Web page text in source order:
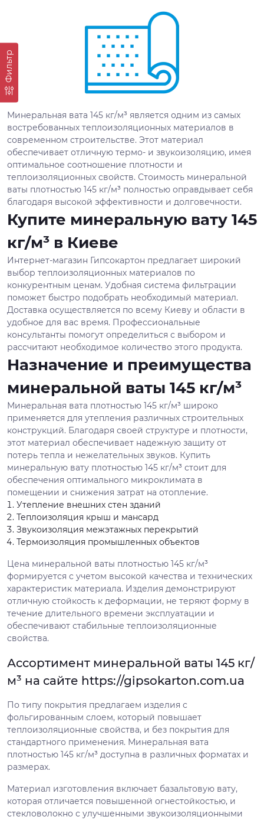
Фильтр
Минеральная вата 145 кг/м³ является одним из самых
востребованных теплоизоляционных материалов в
современном строительстве. Этот материал
обеспечивает отличную термо- и звукоизоляцию, имея
оптимальное соотношение плотности и
теплоизоляционных свойств. Стоимость минеральной
ваты плотностью 145 кг/м³ полностью оправдывает себя
благодаря высокой эффективности и долговечности.
Купите минеральную вату 145
кг/м³ в Киеве
Интернет-магазин Гипсокартон предлагает широкий
выбор теплоизоляционных материалов по
конкурентным ценам. Удобная система фильтрации
поможет быстро подобрать необходимый материал.
Доставка осуществляется по всему Киеву и области в
удобное для вас время. Профессиональные
консультанты помогут определиться с выбором и
рассчитают необходимое количество этого продукта.
Назначение и преимущества
минеральной ваты 145 кг/м³
Минеральная вата плотностью 145 кг/м³ широко
применяется для утепления различных строительных
конструкций. Благодаря своей структуре и плотности,
этот материал обеспечивает надежную защиту от
потерь тепла и нежелательных звуков. Купить
минеральную вату плотностью 145 кг/м³ стоит для
обеспечения оптимального микроклимата в
помещении и снижения затрат на отопление.
Утепление внешних стен зданий
Теплоизоляция крыш и мансард
Звукоизоляция межэтажных перекрытий
Термоизоляция промышленных объектов
Цена минеральной ваты плотностью 145 кг/м³
формируется с учетом высокой качества и технических
характеристик материала. Изделия демонстрируют
отличную стойкость к деформации, не теряют форму в
течение длительного времени эксплуатации и
обеспечивают стабильные теплоизоляционные
свойства.
Ассортимент минеральной ваты 145 кг/
м³ на сайте https://gipsokarton.com.ua
По типу покрытия предлагаем изделия с
фольгированным слоем, который повышает
теплоизоляционные свойства, и без покрытия для
стандартного применения. Минеральная вата
плотностью 145 кг/м³ доступна в различных форматах и
размерах.
Материал изготовления включает базальтовую вату,
которая отличается повышенной огнестойкостью, и
стекловолокно с улучшенными звукоизоляционными